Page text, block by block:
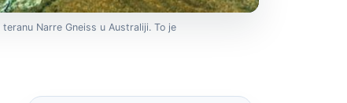
Narre Gneiss u Australiji. To je